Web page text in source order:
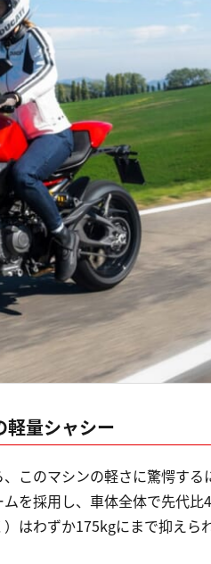
量シャシー
このマシンの軽さに驚愕する
を採用し、車体全体で先代
はわずか175kgにまで抑えら